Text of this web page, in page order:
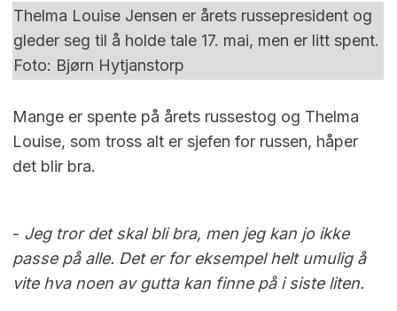
Thelma Louise Jensen er årets russepresident og
gleder seg til å holde tale 17. mai, men er litt spent.
Foto: Bjørn Hytjanstorp
Mange er spente på årets russestog og Thelma
Louise, som tross alt er sjefen for russen, håper
det blir bra.
- Jeg tror det skal bli bra, men jeg kan jo ikke
passe på alle. Det er for eksempel helt umulig å
vite hva noen av gutta kan finne på i siste liten.